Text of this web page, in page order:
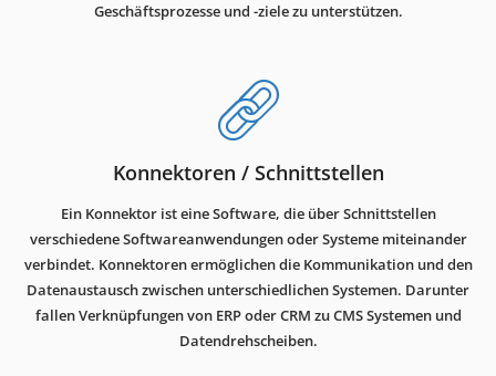
Geschäftsprozesse und -ziele zu unterstützen.
Konnektoren / Schnittstellen
Ein Konnektor ist eine Software, die über Schnittstellen
verschiedene Softwareanwendungen oder Systeme miteinander
verbindet. Konnektoren ermöglichen die Kommunikation und den
Datenaustausch zwischen unterschiedlichen Systemen. Darunter
fallen Verknüpfungen von ERP oder CRM zu CMS Systemen und
Datendrehscheiben.